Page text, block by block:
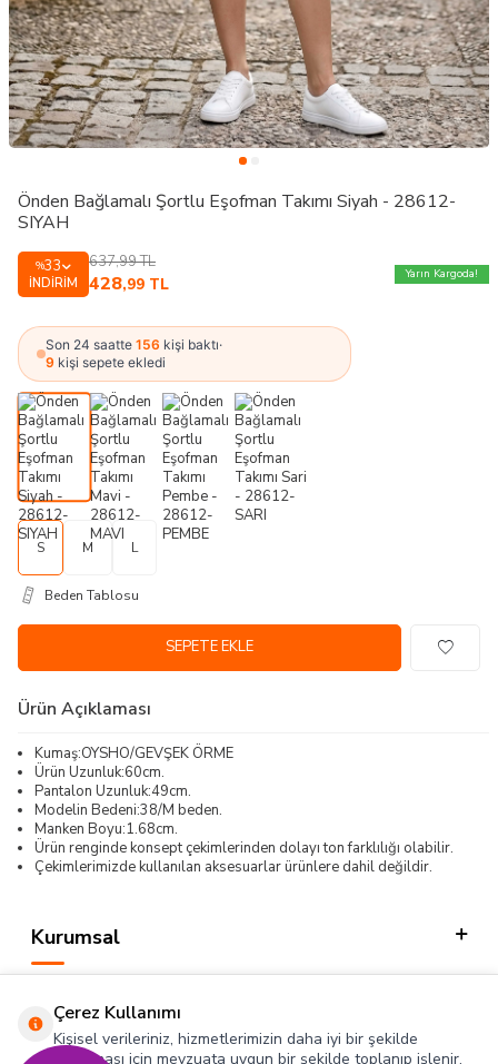
Önden Bağlamalı Şortlu Eşofman Takımı Siyah - 28612-
SIYAH
%33
İNDIRIM
637,99TL
428,99 TL
Yarın Kargoda!
Son 24 saatte 156 kişi baktı·
9 kişi sepete ekledi
S M L
Beden Tablosu
SEPETE EKLE
Ürün Açıklaması
Kumaş:OYSHO/GEVŞEK ÖRME
Ürün Uzunluk:60cm.
Pantalon Uzunluk:49cm.
Modelin Bedeni:38/M beden.
Manken Boyu:1.68cm.
Ürün renginde konsept çekimlerinden dolayı ton farklılığı olabilir.
Çekimlerimizde kullanılan aksesuarlar ürünlere dahil değildir.
Kurumsal
Hızlı Erişim
Çerez Kullanımı
Kişisel verileriniz, hizmetlerimizin daha iyi bir şekilde
sunulması için mevzuata uygun bir şekilde toplanıp işlenir.